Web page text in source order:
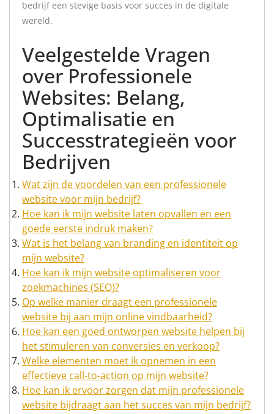
bedrijf een stevige basis voor succes in de digitale
wereld.
Veelgestelde Vragen
over Professionele
Websites: Belang,
Optimalisatie en
Successtrategieën voor
Bedrijven
Wat zijn de voordelen van een professionele
website voor mijn bedrijf?
Hoe kan ik mijn website laten opvallen en een
goede eerste indruk maken?
Wat is het belang van branding en identiteit op
mijn website?
Hoe kan ik mijn website optimaliseren voor
zoekmachines (SEO)?
Op welke manier draagt een professionele
website bij aan mijn online vindbaarheid?
Hoe kan een goed ontworpen website helpen bij
het stimuleren van conversies en verkoop?
Welke elementen moet ik opnemen in een
effectieve call-to-action op mijn website?
Hoe kan ik ervoor zorgen dat mijn professionele
website bijdraagt aan het succes van mijn bedrijf?